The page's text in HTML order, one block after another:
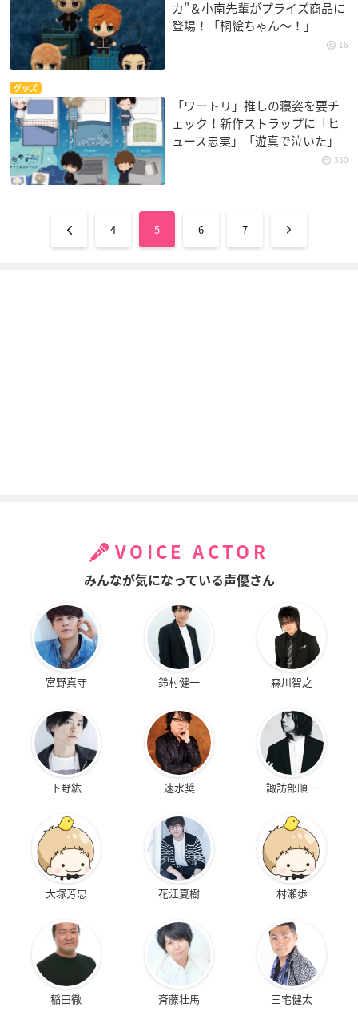
カ”＆小南先輩がプライズ商品に
登場！「桐絵ちゃん～！」
16
グッズ
「ワートリ」推しの寝姿を要チ
ェック！新作ストラップに「ヒ
ュース忠実」「遊真で泣いた」
350
4 5 6 7
VOICE ACTOR
みんなが気になっている声優さん
宮野真守 鈴村健一 森川智之
下野紘 速水奨 諏訪部順一
大塚芳忠 花江夏樹 村瀬歩
稲田徹 斉藤壮馬 三宅健太